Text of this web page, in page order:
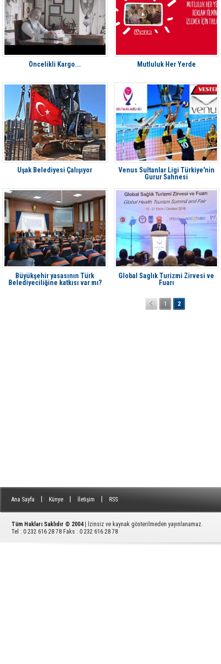
Öncelikli Kargo... Mutluluk Her Yerde
Uşak Belediyesi Çalışıyor
Venus Sultanlar Ligi Türkiye'nin
Gurur Sahnesi
Büyükşehir yasasının Türk
Belediyeciliğine katkısı var mı?
Global Saglık Turizmi Zirvesi ve
Fuarı
1 2
Ana Sayfa Künye İletişim RSS
Tüm Hakları Saklıdır © 2004
| İzinsiz ve kaynak gösterilmeden yayınlanamaz.
Tel : 0 232 616 28 78 Faks : 0 232 616 28 78